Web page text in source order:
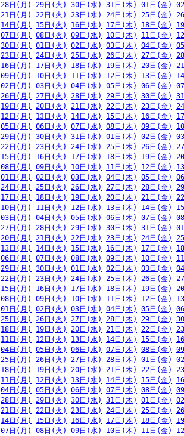
28日(月) 29日(火) 30日(水) 31日(木) 01日(金)
21日(月) 22日(火) 23日(水) 24日(木) 25日(金)
14日(月) 15日(火) 16日(水) 17日(木) 18日(金)
07日(月) 08日(火) 09日(水) 10日(木) 11日(金)
30日(月) 01日(火) 02日(水) 03日(木) 04日(金)
23日(月) 24日(火) 25日(水) 26日(木) 27日(金)
16日(月) 17日(火) 18日(水) 19日(木) 20日(金)
09日(月) 10日(火) 11日(水) 12日(木) 13日(金)
02日(月) 03日(火) 04日(水) 05日(木) 06日(金)
26日(月) 27日(火) 28日(水) 29日(木) 30日(金)
19日(月) 20日(火) 21日(水) 22日(木) 23日(金)
12日(月) 13日(火) 14日(水) 15日(木) 16日(金)
05日(月) 06日(火) 07日(水) 08日(木) 09日(金)
29日(月) 30日(火) 31日(水) 01日(木) 02日(金)
22日(月) 23日(火) 24日(水) 25日(木) 26日(金)
15日(月) 16日(火) 17日(水) 18日(木) 19日(金)
08日(月) 09日(火) 10日(水) 11日(木) 12日(金)
01日(月) 02日(火) 03日(水) 04日(木) 05日(金)
24日(月) 25日(火) 26日(水) 27日(木) 28日(金)
17日(月) 18日(火) 19日(水) 20日(木) 21日(金)
10日(月) 11日(火) 12日(水) 13日(木) 14日(金)
03日(月) 04日(火) 05日(水) 06日(木) 07日(金)
27日(月) 28日(火) 29日(水) 30日(木) 31日(金)
20日(月) 21日(火) 22日(水) 23日(木) 24日(金)
13日(月) 14日(火) 15日(水) 16日(木) 17日(金)
06日(月) 07日(火) 08日(水) 09日(木) 10日(金)
29日(月) 30日(火) 01日(水) 02日(木) 03日(金)
22日(月) 23日(火) 24日(水) 25日(木) 26日(金)
15日(月) 16日(火) 17日(水) 18日(木) 19日(金)
08日(月) 09日(火) 10日(水) 11日(木) 12日(金)
01日(月) 02日(火) 03日(水) 04日(木) 05日(金)
25日(月) 26日(火) 27日(水) 28日(木) 29日(金)
18日(月) 19日(火) 20日(水) 21日(木) 22日(金)
11日(月) 12日(火) 13日(水) 14日(木) 15日(金)
04日(月) 05日(火) 06日(水) 07日(木) 08日(金)
25日(月) 26日(火) 27日(水) 28日(木) 01日(金)
18日(月) 19日(火) 20日(水) 21日(木) 22日(金)
11日(月) 12日(火) 13日(水) 14日(木) 15日(金)
04日(月) 05日(火) 06日(水) 07日(木) 08日(金)
28日(月) 29日(火) 30日(水) 31日(木) 01日(金)
21日(月) 22日(火) 23日(水) 24日(木) 25日(金)
14日(月) 15日(火) 16日(水) 17日(木) 18日(金)
07日(月) 08日(火) 09日(水) 10日(木) 11日(金)